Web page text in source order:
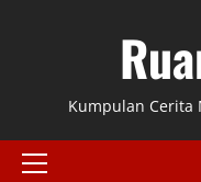
Kumpulan Cerita
Primary